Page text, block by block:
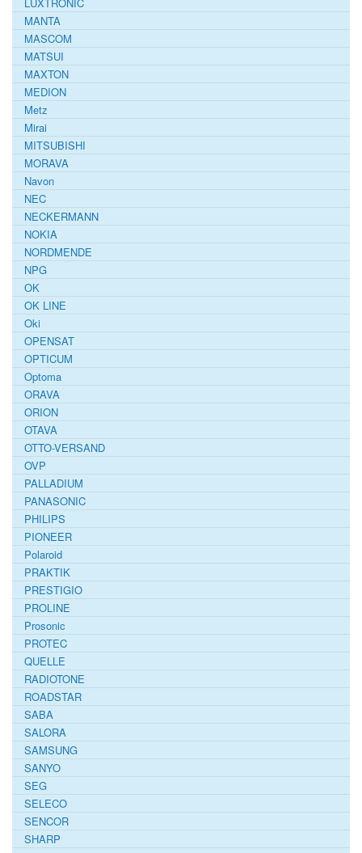
MANTA
MASCOM
MATSUI
MAXTON
MEDION
Metz
Mirai
MITSUBISHI
MORAVA
Navon
NEC
NECKERMANN
NOKIA
NORDMENDE
NPG
OK
OK LINE
Oki
OPENSAT
OPTICUM
Optoma
ORAVA
ORION
OTAVA
OTTO-VERSAND
OVP
PALLADIUM
PANASONIC
PHILIPS
PIONEER
Polaroid
PRAKTIK
PRESTIGIO
PROLINE
Prosonic
PROTEC
QUELLE
RADIOTONE
ROADSTAR
SABA
SALORA
SAMSUNG
SANYO
SEG
SELECO
SENCOR
SHARP